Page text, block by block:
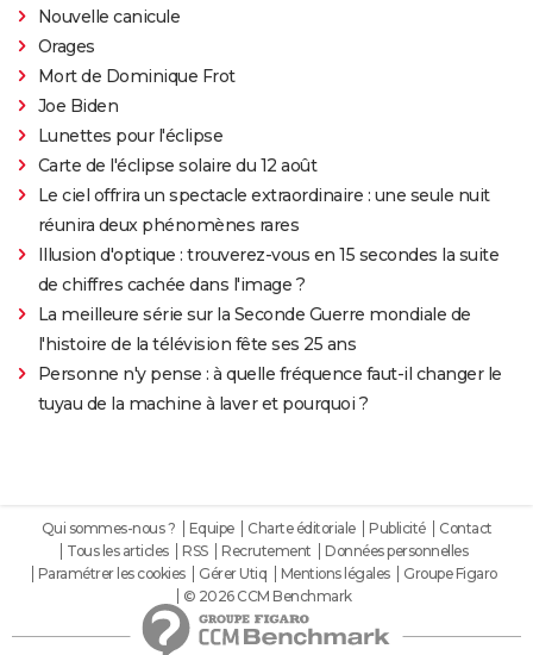
Nouvelle canicule
Orages
Mort de Dominique Frot
Joe Biden
Lunettes pour l'éclipse
Carte de l'éclipse solaire du 12 août
Le ciel offrira un spectacle extraordinaire : une seule nuit
réunira deux phénomènes rares
Illusion d'optique : trouverez-vous en 15 secondes la suite
de chiffres cachée dans l'image ?
La meilleure série sur la Seconde Guerre mondiale de
l'histoire de la télévision fête ses 25 ans
Personne n'y pense : à quelle fréquence faut-il changer le
tuyau de la machine à laver et pourquoi ?
Qui sommes-nous ? Equipe Charte éditoriale Publicité
Contact
Tous les articles
RSS Recrutement
Données personnelles
Paramétrer les cookies
Gérer Utiq Mentions légales
Groupe Figaro
© 2026 CCM Benchmark